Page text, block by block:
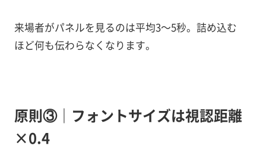
来場者がパネルを見るのは平均3〜5秒。詰め込む
ほど何も伝わらなくなります。
原則③｜フォントサイズは視認距離
×0.4